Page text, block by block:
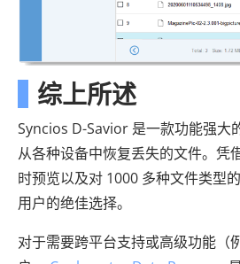
综上所述
Syncios D-Savior 是一款功能强大
从各种设备中恢复丢失的文件。凭
时预览以及对 1000 多种文件类型
用户的绝佳选择。
对于需要跨平台支持或高级功能（